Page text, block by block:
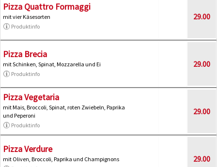
Pizza Quattro Formaggi
mit vier Käsesorten
Produktinfo
29.00
Pizza Brecia
mit Schinken, Spinat, Mozzarella und Ei
Produktinfo
29.00
Pizza Vegetaria
mit Mais, Broccoli, Spinat, roten Zwiebeln, Paprika
und Peperoni
Produktinfo
29.00
Pizza Verdure
mit Oliven, Broccoli, Paprika und Champignons
29.00